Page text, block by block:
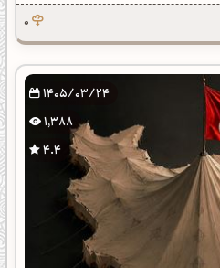
0
1405/03/24
1,388
4.4